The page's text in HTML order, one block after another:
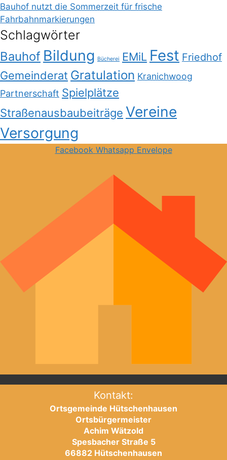
Bauhof nutzt die Sommerzeit für frische
Fahrbahnmarkierungen
Schlagwörter
Bauhof Bildung Bücherei EMiL Fest Friedhof
Gemeinderat Gratulation Kranichwoog
Partnerschaft Spielplätze
Straßenausbaubeiträge Vereine
Versorgung
Facebook Whatsapp Envelope
Kontakt:
Ortsgemeinde Hütschenhausen
Ortsbürgermeister
Achim Wätzold
Spesbacher Straße 5
66882 Hütschenhausen